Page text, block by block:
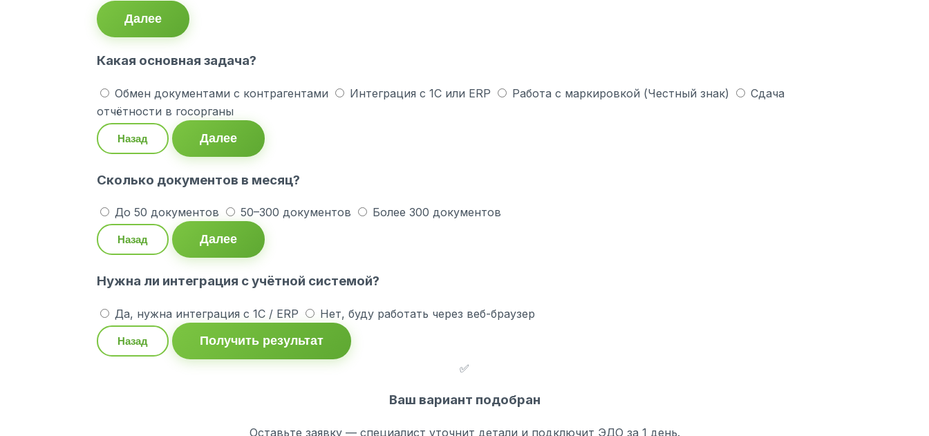
Далее
Какая основная задача?
Обмен документами с контрагентами Интеграция с 1С или ERP Работа с маркировкой (Честный знак)
Сдача
отчётности в госорганы
Назад Далее
Сколько документов в месяц?
До 50 документов 50–300 документов Более 300 документов
Назад Далее
Нужна ли интеграция с учётной системой?
Да, нужна интеграция с 1С / ERP Нет, буду работать через веб-браузер
Назад
Получить результат
✅
Ваш вариант подобран
Оставьте заявку — специалист уточнит детали и подключит ЭДО за 1 день.